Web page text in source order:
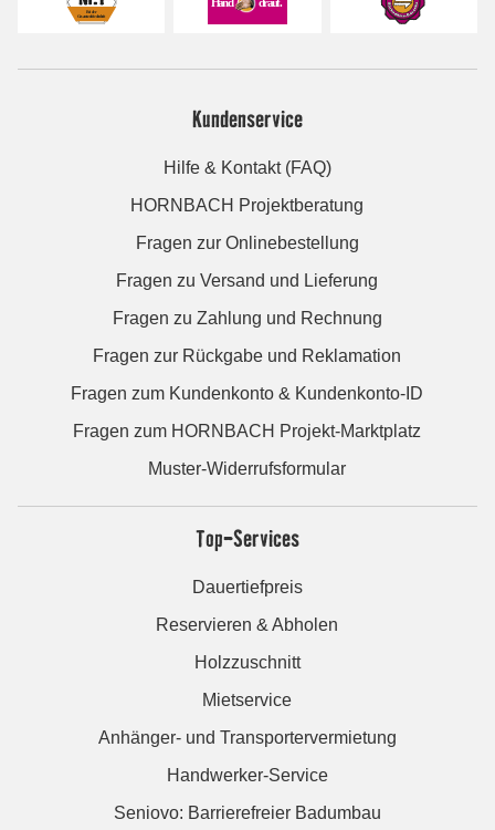
Kundenservice
Hilfe & Kontakt (FAQ)
HORNBACH Projektberatung
Fragen zur Onlinebestellung
Fragen zu Versand und Lieferung
Fragen zu Zahlung und Rechnung
Fragen zur Rückgabe und Reklamation
Fragen zum Kundenkonto & Kundenkonto-ID
Fragen zum HORNBACH Projekt-Marktplatz
Muster-Widerrufsformular
Top-Services
Dauertiefpreis
Reservieren & Abholen
Holzzuschnitt
Mietservice
Anhänger- und Transportervermietung
Handwerker-Service
Seniovo: Barrierefreier Badumbau